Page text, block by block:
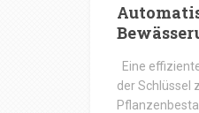
Eine
der Schlüssel